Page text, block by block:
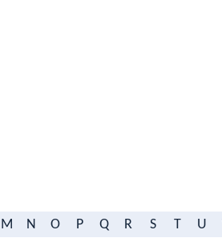
M N O P Q R S T U